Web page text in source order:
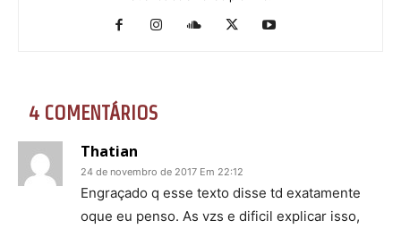
4 COMENTÁRIOS
Thatian
24 de novembro de 2017 Em 22:12
Engraçado q esse texto disse td exatamente
oque eu penso. As vzs e dificil explicar isso,